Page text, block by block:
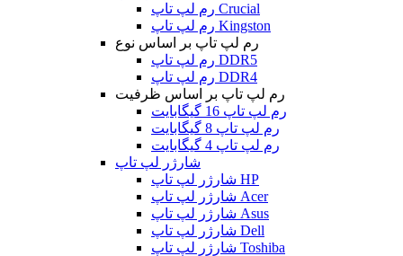
رم لپ تاپ Crucial
رم لپ تاپ Kingston
رم لپ تاپ بر اساس نوع
رم لپ تاپ DDR5
رم لپ تاپ DDR4
رم لپ تاپ بر اساس ظرفیت
رم لپ تاپ 16 گیگابایت
رم لپ تاپ 8 گیگابایت
رم لپ تاپ 4 گیگابایت
شارژر لپ تاپ
شارژر لپ تاپ HP
شارژر لپ تاپ Acer
شارژر لپ تاپ Asus
شارژر لپ تاپ Dell
شارژر لپ تاپ Toshiba